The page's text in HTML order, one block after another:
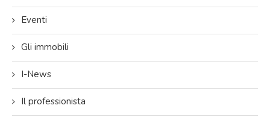
Eventi
Gli immobili
I-News
Il professionista